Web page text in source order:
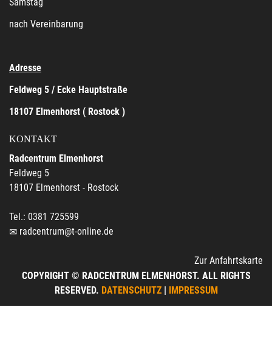
nach Vereinbarung
Adresse
Feldweg 5 / Ecke Hauptstraße
18107 Elmenhorst ( Rostock )
KONTAKT
Radcentrum Elmenhorst
Feldweg 5
18107 Elmenhorst - Rostock
Tel.: 0381 725599
radcentrum@t-online.de
Zur Anfahrtskarte
COPYRIGHT © RADCENTRUM ELMENHORST. ALL RIGHTS
RESERVED. DATENSCHUTZ| IMPRESSUM